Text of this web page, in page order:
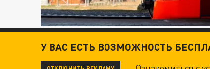
У ВАС ЕСТЬ ВОЗМОЖНОСТЬ
ОТКЛЮЧИТЬ РЕКЛАМУ